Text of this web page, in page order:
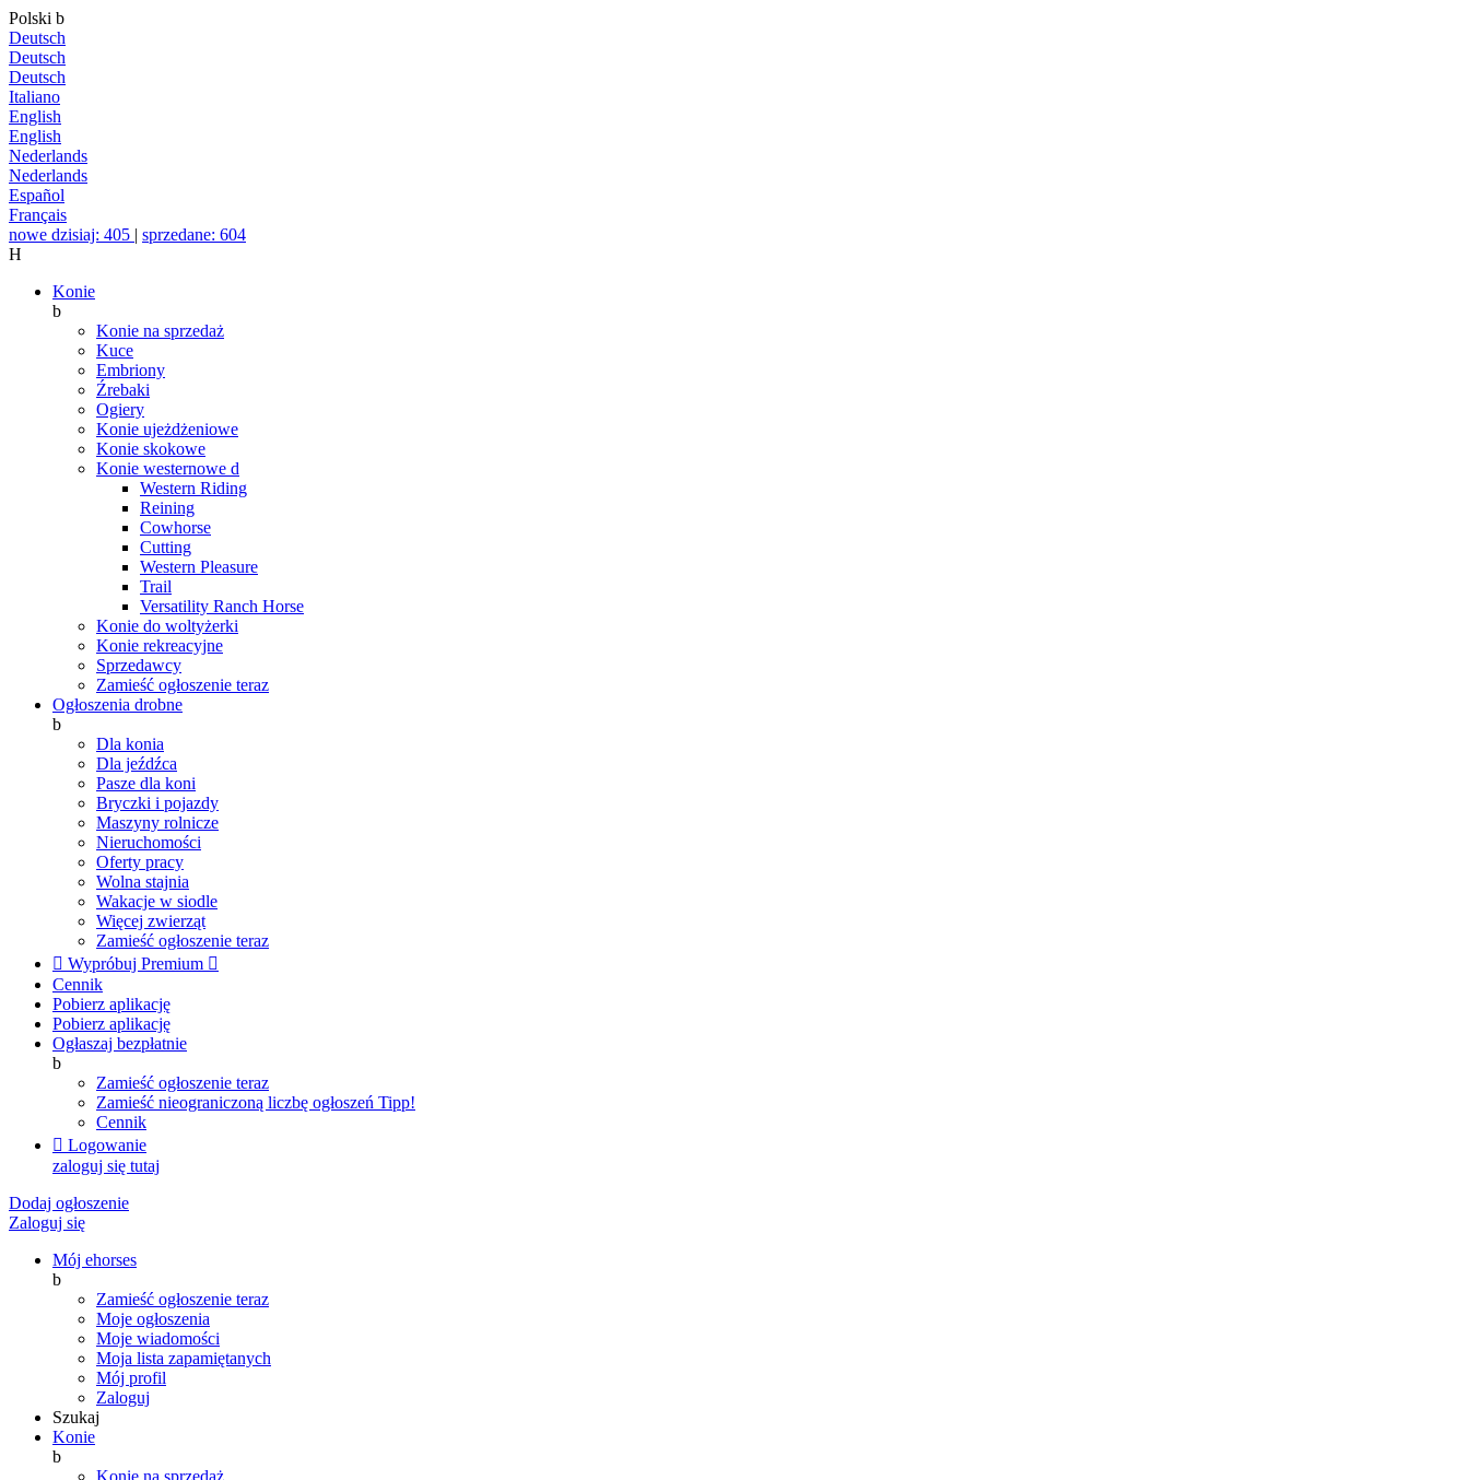
Polski b
Deutsch
Deutsch
Deutsch
Italiano
English
English
Nederlands
Nederlands
Español
Français
nowe dzisiaj: 405 | sprzedane: 604
H
Konie
b
Konie na sprzedaż
Kuce
Embriony
Źrebaki
Ogiery
Konie ujeżdżeniowe
Konie skokowe
Konie westernowe d
Western Riding
Reining
Cowhorse
Cutting
Western Pleasure
Trail
Versatility Ranch Horse
Konie do woltyżerki
Konie rekreacyjne
Sprzedawcy
Zamieść ogłoszenie teraz
Ogłoszenia drobne
b
Dla konia
Dla jeźdźca
Pasze dla koni
Bryczki i pojazdy
Maszyny rolnicze
Nieruchomości
Oferty pracy
Wolna stajnia
Wakacje w siodle
Więcej zwierząt
Zamieść ogłoszenie teraz
 Wypróbuj Premium 
Cennik
Pobierz aplikację
Pobierz aplikację
Ogłaszaj bezpłatnie
b
Zamieść ogłoszenie teraz
Zamieść nieograniczoną liczbę ogłoszeń Tipp!
Cennik
 Logowanie
zaloguj się tutaj
Dodaj ogłoszenie
Zaloguj się
Mój ehorses
b
Zamieść ogłoszenie teraz
Moje ogłoszenia
Moje wiadomości
Moja lista zapamiętanych
Mój profil
Zaloguj
Szukaj
Konie
b
Konie na sprzedaż